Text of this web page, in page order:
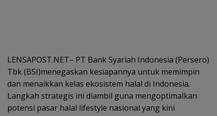
LENSAPOST.NET– PT Bank Syariah Indonesia (Persero)
Tbk (BSI)menegaskan kesiapannya untuk memimpin
dan menaikkan kelas ekosistem halal di Indonesia.
Langkah strategis ini diambil guna mengoptimalkan
potensi pasar halal lifestyle nasional yang kini